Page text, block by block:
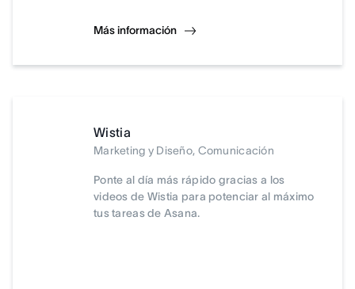
Más información
Wistia
Marketing y Diseño, Comunicación
Ponte al día más rápido gracias a los
videos de Wistia para potenciar al máximo
tus tareas de Asana.